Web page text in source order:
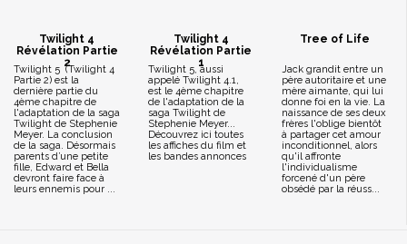
Twilight 4
Révélation Partie
2
Twilight 5 (Twilight 4
Partie 2) est la
dernière partie du
4ème chapitre de
l'adaptation de la saga
Twilight de Stephenie
Meyer. La conclusion
de la saga. Désormais
parents d’une petite
fille, Edward et Bella
devront faire face à
leurs ennemis pour ...
Twilight 4
Révélation Partie
1
Twilight 5, aussi
appelé Twilight 4.1,
est le 4ème chapitre
de l'adaptation de la
saga Twilight de
Stephenie Meyer...
Découvrez ici toutes
les affiches du film et
les bandes annonces
Tree of Life
Jack grandit entre un
père autoritaire et une
mère aimante, qui lui
donne foi en la vie. La
naissance de ses deux
frères l'oblige bientôt
à partager cet amour
inconditionnel, alors
qu'il affronte
l'individualisme
forcené d'un père
obsédé par la réuss...